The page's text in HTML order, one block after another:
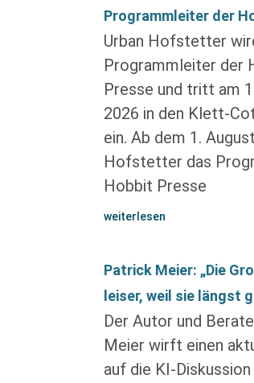
Programmleiter der
Urban Hofstetter
Programmleiter der
Presse und tritt am
2026 in den Klett-
ein. Ab dem 1.
Hofstetter das
Hobbit Presse
weiterlesen
Patrick Meier: „Die
leiser, weil sie längst
Der Autor und
Meier wirft einen
auf die KI-Diskussion